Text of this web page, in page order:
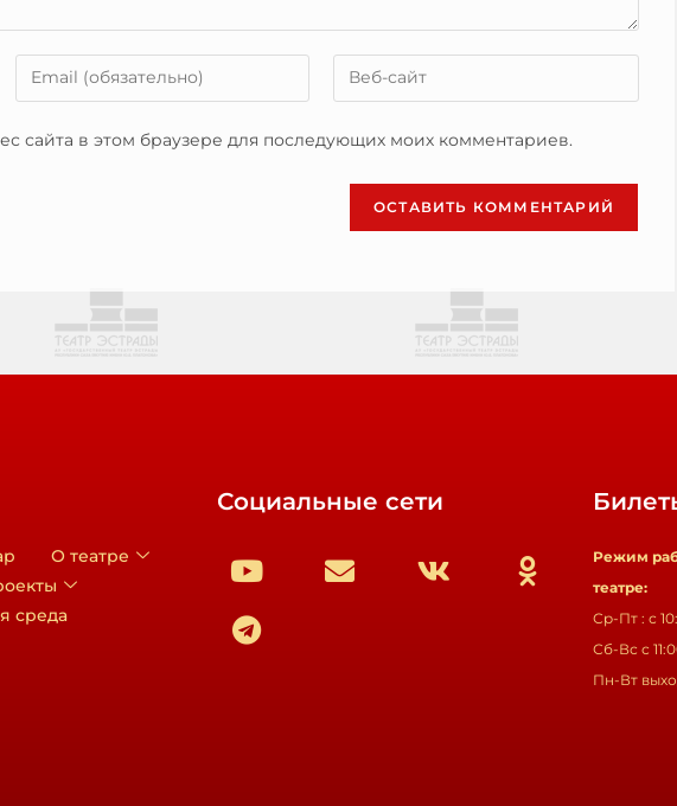
сайта в этом браузере для последующих моих комментариев.
О театре
среда
Социальные сети
Режим
театре:
Ср-Пт : с
Сб-Вс с
Пн-Вт